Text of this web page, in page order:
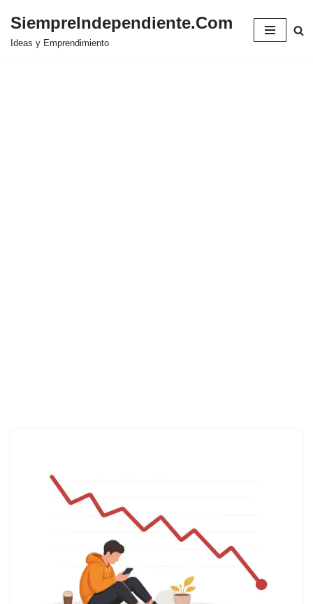
Saltar
SiempreIndependiente.Com
Ideas y Emprendimiento